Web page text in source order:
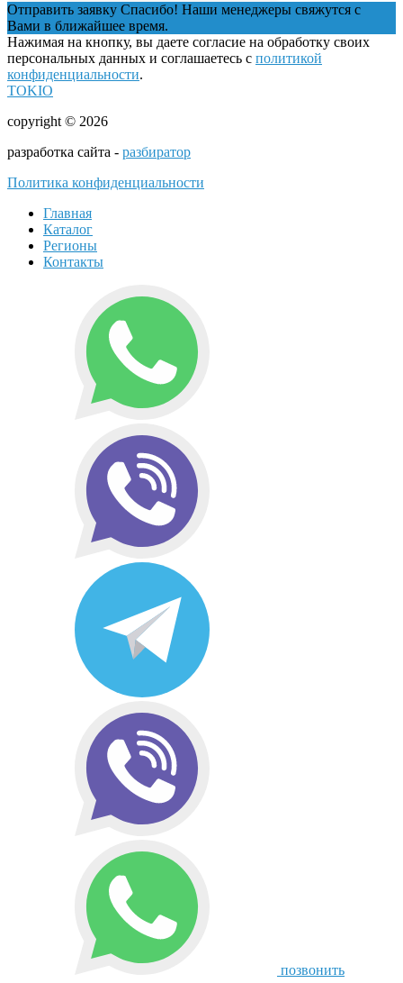
Отправить заявку Спасибо! Наши менеджеры свяжутся с
Вами в ближайшее время.
Нажимая на кнопку, вы даете согласие на обработку своих
персональных данных и соглашаетесь с политикой
конфиденциальности.
TOKIO
copyright © 2026
разработка сайта - разбиратор
Политика конфиденциальности
Главная
Каталог
Регионы
Контакты
позвонить